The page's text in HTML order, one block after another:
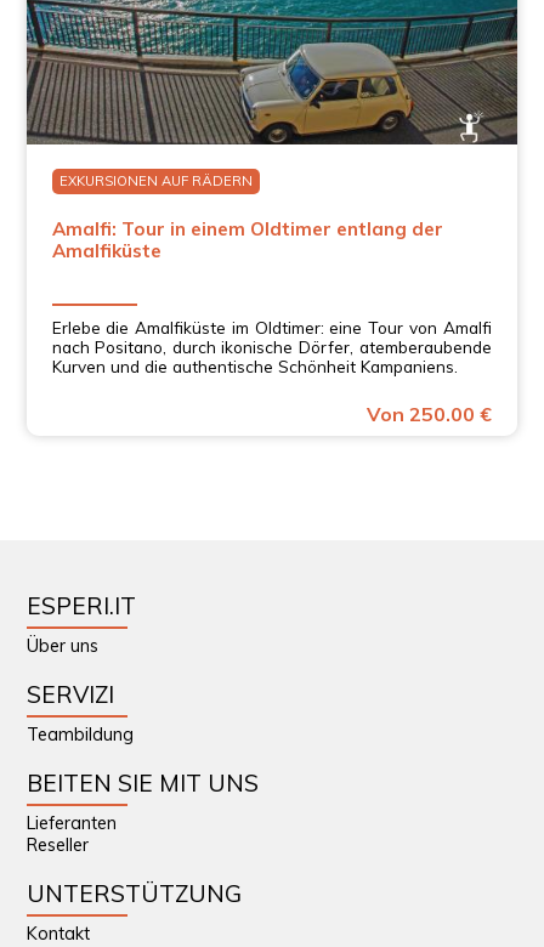
EXKURSIONEN AUF RÄDERN
Amalfi: Tour in einem Oldtimer entlang der
Amalfiküste
Erlebe die Amalfiküste im Oldtimer: eine Tour von Amalfi
nach Positano, durch ikonische Dörfer, atemberaubende
Kurven und die authentische Schönheit Kampaniens.
Von 250.00 €
ESPERI.IT
Über uns
SERVIZI
Teambildung
BEITEN SIE MIT UNS
Lieferanten
Reseller
UNTERSTÜTZUNG
Kontakt